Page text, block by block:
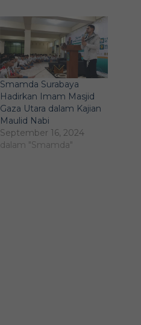
Smamda Surabaya
Hadirkan Imam Masjid
Gaza Utara dalam Kajian
Maulid Nabi
September 16, 2024
dalam "Smamda"